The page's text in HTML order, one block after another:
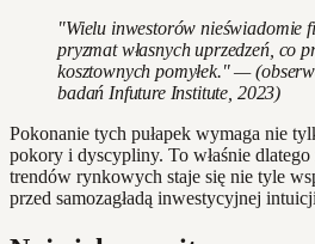
"Wielu inwestorów nieświadomie
pryzmat własnych uprzedzeń, co
kosztownych pomyłek." —
badań Infuture Institute, 2023)
Pokonanie tych pułapek wymaga nie
pokory i dyscypliny. To właśnie dlatego
trendów rynkowych staje się nie tyle
przed samozagładą inwestycyjnej